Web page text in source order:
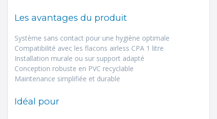
Les avantages du produit
Système sans contact pour une hygiène optimale
Compatibilité avec les flacons airless CPA 1 litre
Installation murale ou sur support adapté
Conception robuste en PVC recyclable
Maintenance simplifiée et durable
Idéal pour